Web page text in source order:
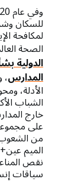
للسكان
لمكافحة
الصحة
الدولية
المدارس
الأدلة،
الشباب
خارج
على
من
الميم
نقص
سياقات